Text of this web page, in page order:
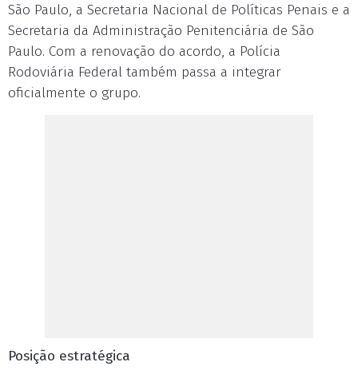
São Paulo, a Secretaria Nacional de Políticas Penais e a
Secretaria da Administração Penitenciária de São
Paulo. Com a renovação do acordo, a Polícia
Rodoviária Federal também passa a integrar
oficialmente o grupo.
Posição estratégica